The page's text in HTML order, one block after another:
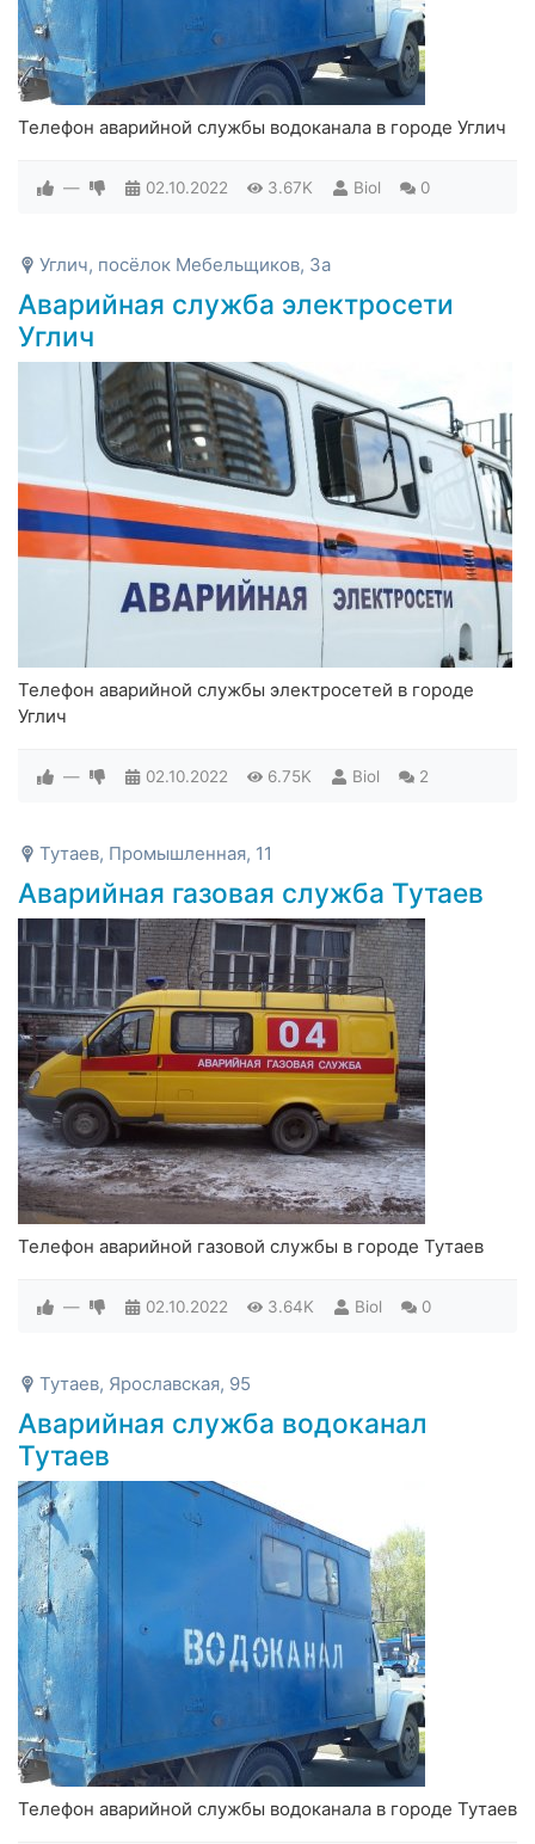
Телефон аварийной службы водоканала в городе Углич
— 02.10.2022 3.67K Biol 0
Углич, посёлок Мебельщиков, 3а
Аварийная служба электросети
Углич
Телефон аварийной службы электросетей в городе
Углич
— 02.10.2022 6.75K Biol 2
Тутаев, Промышленная, 11
Аварийная газовая служба Тутаев
Телефон аварийной газовой службы в городе Тутаев
— 02.10.2022 3.64K Biol 0
Тутаев, Ярославская, 95
Аварийная служба водоканал
Тутаев
Телефон аварийной службы водоканала в городе Тутаев